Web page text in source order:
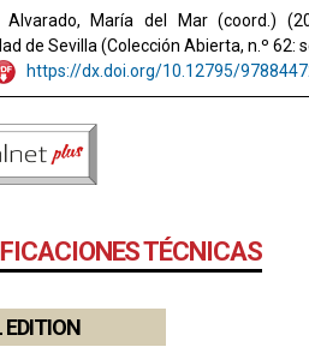
Alvarado, María del Mar (coord.)
de Sevilla (Colección Abierta, n.º 62:
https://dx.doi.org/10.12795/
TÉCNICAS
EDITION